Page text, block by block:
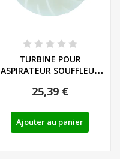
TURBINE POUR
ASPIRATEUR SOUFFLEUR
25,39 €
Ajouter au panier